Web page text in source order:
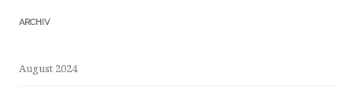
ARCHIV
August 2024